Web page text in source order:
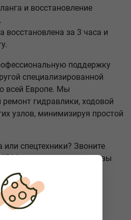
и восстановление
восстановлена за 3 часа и
поддержку
специализированной
всей Европе. Мы
гидравлики, ходовой
узлов, минимизируя простой
спецтехники? Звоните
. Помощь ближе, чем вы